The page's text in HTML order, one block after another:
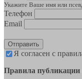
Укажите Ваше имя или
Телефон
Email
Отправить
Я согласен с
Правила публикации